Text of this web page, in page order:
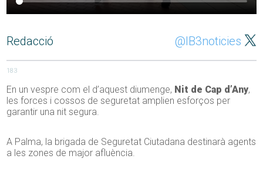
Redacció @IB3noticies
183
En un vespre com el d’aquest diumenge, Nit de Cap d’Any,
les forces i cossos de seguretat amplien esforços per
garantir una nit segura.
A Palma, la brigada de Seguretat Ciutadana destinarà agents
a les zones de major afluència.